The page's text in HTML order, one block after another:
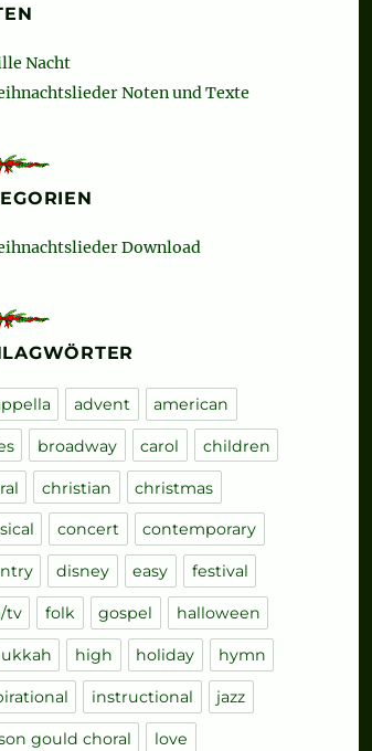
Nacht
Noten und Texte
Download
advent american
broadway carol children
christian christmas
concert contemporary
disney easy festival
tv folk gospel halloween
high holiday hymn
instructional jazz
gould choral love